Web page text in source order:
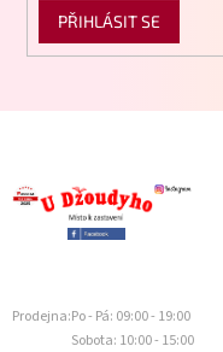
PŘIHLÁSIT SE
Prodejna:Po - Pá: 09:00 - 19:00
Sobota: 10:00 - 15:00